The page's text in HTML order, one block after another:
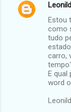
t
Estou
como
tudo
carro,
E qual
word